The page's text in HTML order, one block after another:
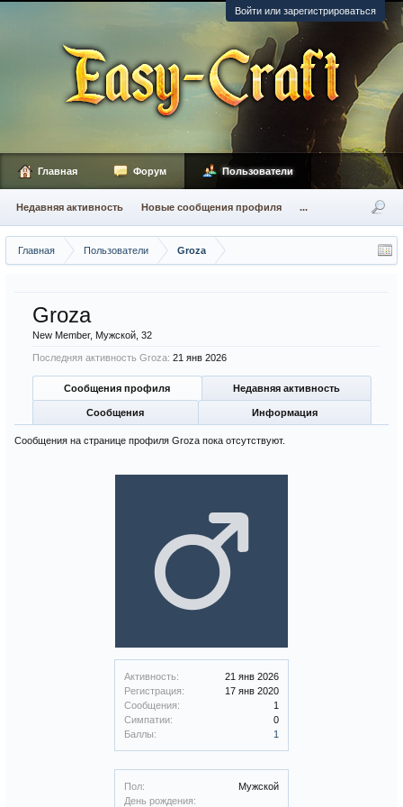
Войти или зарегистрироваться
Главная Пользователи Groza
Активность:
21 янв 2026
Регистрация:
17 янв 2020
Сообщения:
1
Симпатии:
0
Баллы:
1
Пол:
Мужской
День рождения:
Groza
New Member, Мужской, 32
Последняя активность Groza: 21 янв 2026
Сообщения профиля Недавняя активность
Сообщения Информация
Сообщения на странице профиля Groza пока отсутствуют.
Главная Форум Пользователи
Недавняя активность Новые сообщения профиля ...